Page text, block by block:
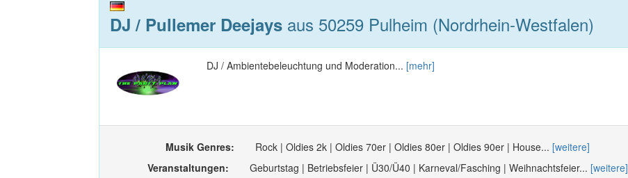
DJ / Pullemer Deejays aus 50259 Pulheim (Nordrhein-Westfalen)
DJ / Ambientebeleuchtung und Moderation... [mehr]
Musik Genres: Rock | Oldies 2k | Oldies 70er | Oldies 80er | Oldies 90er | House... [weitere]
Veranstaltungen:
Geburtstag | Betriebsfeier | Ü30/Ü40 | Karneval/Fasching | Weihnachtsfeier... [weitere]